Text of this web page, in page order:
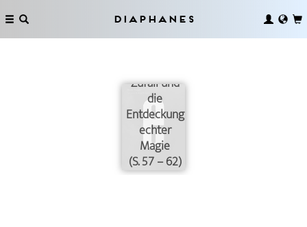
Diaphanes
Zufall und
die
Entdeckung
echter
Magie
(S. 57 – 62)